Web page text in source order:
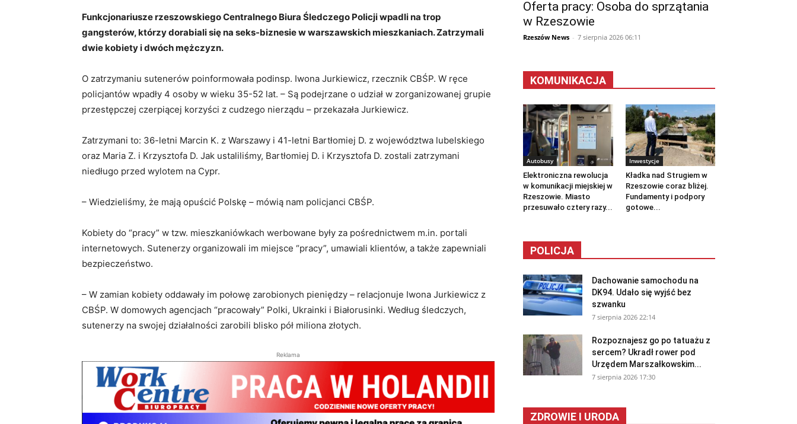
Funkcjonariusze rzeszowskiego Centralnego Biura Śledczego Policji wpadli na trop
gangsterów, którzy dorabiali się na seks-biznesie w warszawskich mieszkaniach. Zatrzymali
dwie kobiety i dwóch mężczyzn.
O zatrzymaniu sutenerów poinformowała podinsp. Iwona Jurkiewicz, rzecznik CBŚP. W ręce
policjantów wpadły 4 osoby w wieku 35-52 lat. – Są podejrzane o udział w zorganizowanej grupie
przestępczej czerpiącej korzyści z cudzego nierządu – przekazała Jurkiewicz.
Zatrzymani to: 36-letni Marcin K. z Warszawy i 41-letni Bartłomiej D. z województwa lubelskiego
oraz Maria Z. i Krzysztofa D. Jak ustaliliśmy, Bartłomiej D. i Krzysztofa D. zostali zatrzymani
niedługo przed wylotem na Cypr.
– Wiedzieliśmy, że mają opuścić Polskę – mówią nam policjanci CBŚP.
Kobiety do “pracy” w tzw. mieszkaniówkach werbowane były za pośrednictwem m.in. portali
internetowych. Sutenerzy organizowali im miejsce “pracy”, umawiali klientów, a także zapewniali
bezpieczeństwo.
– W zamian kobiety oddawały im połowę zarobionych pieniędzy – relacjonuje Iwona Jurkiewicz z
CBŚP. W domowych agencjach “pracowały” Polki, Ukrainki i Białorusinki. Według śledczych,
sutenerzy na swojej działalności zarobili blisko pół miliona złotych.
Reklama
Oferta pracy: Osoba do sprzątania
w Rzeszowie
Rzeszów News - 7 sierpnia 2026 06:11
KOMUNIKACJA
Autobusy
Elektroniczna rewolucja
w komunikacji miejskiej w
Rzeszowie. Miasto
przesuwało cztery razy...
Inwestycje
Kładka nad Strugiem w
Rzeszowie coraz bliżej.
Fundamenty i podpory
gotowe...
POLICJA
Dachowanie samochodu na
DK94. Udało się wyjść bez
szwanku
7 sierpnia 2026 22:14
Rozpoznajesz go po tatuażu z
sercem? Ukradł rower pod
Urzędem Marszałkowskim...
7 sierpnia 2026 17:30
ZDROWIE I URODA